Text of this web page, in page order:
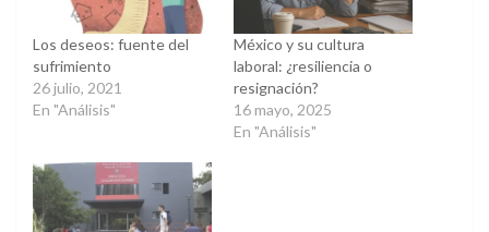
Los deseos: fuente del
sufrimiento
26 julio, 2021
En "Análisis"
México y su cultura
laboral: ¿resiliencia o
resignación?
16 mayo, 2025
En "Análisis"